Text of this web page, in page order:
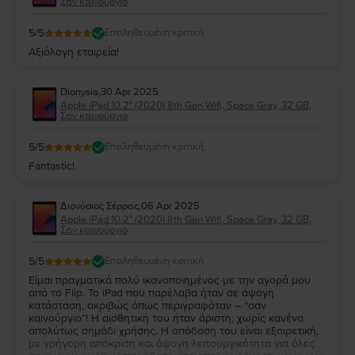
5/5 Επαληθευμένη κριτική
Αξιόλογη εταιρεία!
Dionysia,30 Apr 2025
Apple iPad 10.2" (2020) 8th Gen Wifi, Space Gray, 32 GB,
Σαν καινούργιο
5/5 Επαληθευμένη κριτική
Fantastic!
Διονύσιος Σέρρας,06 Apr 2025
Apple iPad 10.2" (2020) 8th Gen Wifi, Space Gray, 32 GB,
Σαν καινούργιο
5/5 Επαληθευμένη κριτική
Είμαι πραγματικά πολύ ικανοποιημένος με την αγορά μου
από το Flip. Το iPad που παρέλαβα ήταν σε άψογη
κατάσταση, ακριβώς όπως περιγραφόταν – “σαν
καινούργιο”! Η αισθητική του ήταν άριστη, χωρίς κανένα
απολύτως σημάδι χρήσης. Η απόδοση του είναι εξαιρετική,
με γρήγορη απόκριση και άψογη λειτουργικότητα για όλες